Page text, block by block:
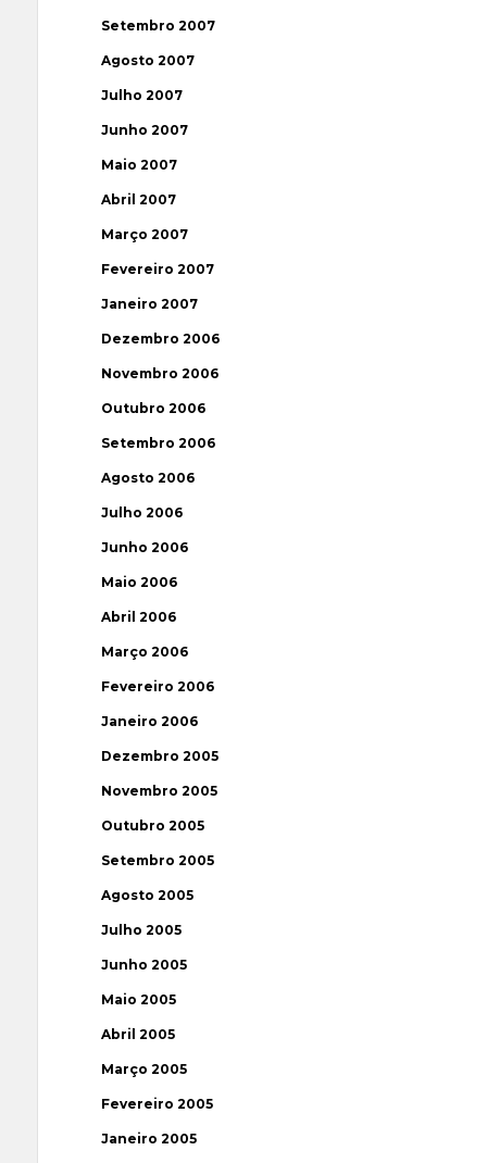
Setembro 2007
Agosto 2007
Julho 2007
Junho 2007
Maio 2007
Abril 2007
Março 2007
Fevereiro 2007
Janeiro 2007
Dezembro 2006
Novembro 2006
Outubro 2006
Setembro 2006
Agosto 2006
Julho 2006
Junho 2006
Maio 2006
Abril 2006
Março 2006
Fevereiro 2006
Janeiro 2006
Dezembro 2005
Novembro 2005
Outubro 2005
Setembro 2005
Agosto 2005
Julho 2005
Junho 2005
Maio 2005
Abril 2005
Março 2005
Fevereiro 2005
Janeiro 2005